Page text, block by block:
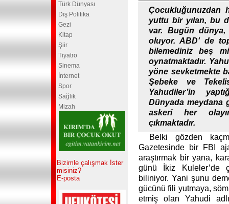
Türk Dünyası
Dış Politika
Gezi
Kitap
Şiir
Tiyatro
Sinema
İnternet
Spor
Sağlık
Mizah
Bizimle çalışmak İster
misiniz?
E-posta
Çocukluğunuzdan
yuttu bir yılan, bu
var. Bugün dünya,
oluyor. ABD' de
bilemediniz beş
oynatmaktadır.
yöne sevketmekte
Şebeke ve
Yahudiler’in
Dünyada meydana
askeri her
çıkmaktadır.
Belki gözden
Gazetesinde bir FBI
araştırmak bir yana,
günü İkiz Kuleler’de
biliniyor. Yani şunu
gücünü fili yutmaya,
etmiş olan Yahudi